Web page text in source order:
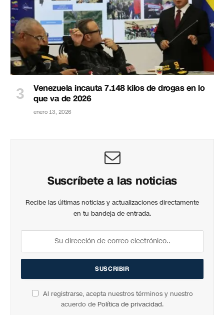
Venezuela incauta 7.148 kilos de drogas en lo
que va de 2026
enero 13, 2026
Suscríbete a las noticias
Recibe las últimas noticias y actualizaciones directamente
en tu bandeja de entrada.
Al registrarse, acepta nuestros términos y nuestro
acuerdo de Política de privacidad.